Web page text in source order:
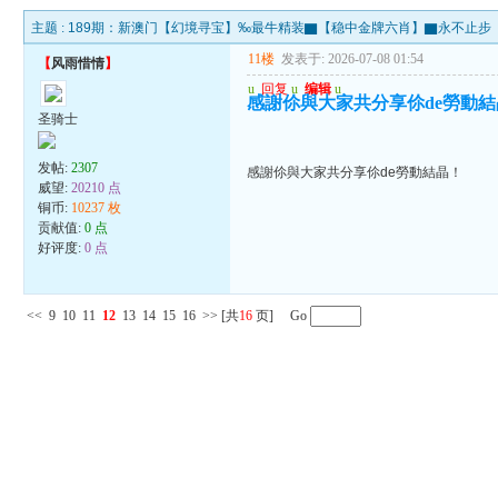
主题 : 189期：新澳门【幻境寻宝】‰最牛精装▇【稳中金牌六肖】▇永不止步
【风雨惜情】
圣骑士
发帖:2307
威望:20210 点
铜币: 10237 枚
贡献值:0 点
好评度:0 点
11楼 发表于: 2026-07-08 01:54
u 回复 u 编辑 u
感謝伱與大家共分享伱de勞動
感謝伱與大家共分享伱de勞動結晶！
<< 9 10 11 12 13 14 15 16 >> [共16 页] Go